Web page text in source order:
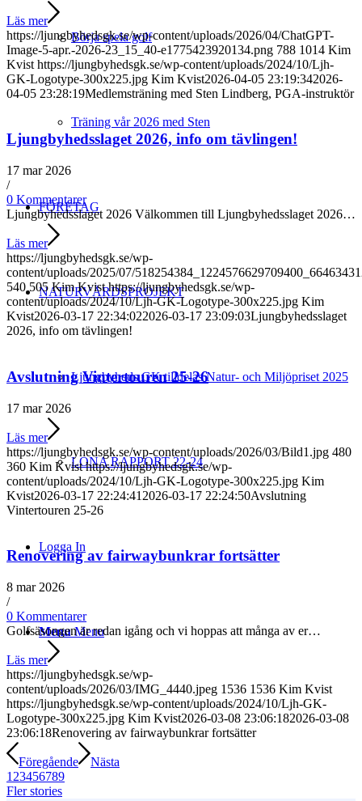
Börja spela golf
Träning vår 2026 med Sten
FÖRETAG
NATURVÅRDSPROJEKT
Ljungbyheds GK tilldelas Natur- och Miljöpriset 2025
LONA RAPPORT 22-24
Logga In
Menu Menu
Läs mer
https://ljungbyhedsgk.se/wp-content/uploads/2026/04/ChatGPT-
Image-5-apr.-2026-23_15_40-e1775423920134.png 788 1014 Kim
Kvist https://ljungbyhedsgk.se/wp-content/uploads/2024/10/Ljh-
GK-Logotype-300x225.jpg Kim Kvist2026-04-05 23:19:342026-
04-05 23:28:19Medlemsträning med Sten Lindberg, PGA-instruktör
Ljungbyhedsslaget 2026, info om tävlingen!
17 mar 2026
/
0 Kommentarer
Ljungbyhedsslaget 2026 Välkommen till Ljungbyhedsslaget 2026…
Läs mer
https://ljungbyhedsgk.se/wp-
content/uploads/2025/07/
540 505 Kim Kvist https://ljungbyhedsgk.se/wp-
content/uploads/2024/10/Ljh-GK-Logotype-300x225.jpg Kim
Kvist2026-03-17 22:34:022026-03-17 23:09:03Ljungbyhedsslaget
2026, info om tävlingen!
Avslutning Vintertouren 25-26
17 mar 2026
Läs mer
https://ljungbyhedsgk.se/wp-content/uploads/2026/03/Bild1.jpg 480
360 Kim Kvist https://ljungbyhedsgk.se/wp-
content/uploads/2024/10/Ljh-GK-Logotype-300x225.jpg Kim
Kvist2026-03-17 22:24:41 2026-03-17 22:24:50Avslutning
Vintertouren 25-26
Renovering av fairwaybunkrar fortsätter
8 mar 2026
/
0 Kommentarer
Golfsäsongen är redan igång och vi hoppas att många av er…
Läs mer
https://ljungbyhedsgk.se/wp-
content/uploads/2026/03/IMG_4440.jpeg 1536 1536 Kim Kvist
https://ljungbyhedsgk.se/wp-content/uploads/2024/10/Ljh-GK-
Logotype-300x225.jpg Kim Kvist2026-03-08 23:06:182026-03-08
23:06:18Renovering av fairwaybunkrar fortsätter
Föregående
Nästa
1 23456789
Fler stories